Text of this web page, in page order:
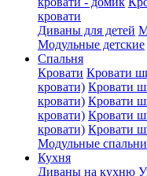
кровати
Диваны для детей
Модульные детские
Спальня
Кровати Кровати
кровати) Кровати
кровати) Кровати
кровати) Кровати
кровати) Кровати
Модульные спальни
Кухня
Диваны на кухню